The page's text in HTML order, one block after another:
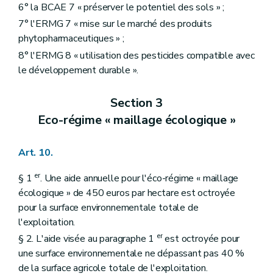
6° la BCAE 7 « préserver le potentiel des sols » ;
7° l'ERMG 7 « mise sur le marché des produits
phytopharmaceutiques » ;
8° l'ERMG 8 « utilisation des pesticides compatible avec
le développement durable ».
Section 3
Eco-régime « maillage écologique »
Art. 10.
§ 1 er. Une aide annuelle pour l'éco-régime « maillage
écologique » de 450 euros par hectare est octroyée
pour la surface environnementale totale de
l'exploitation.
§ 2. L'aide visée au paragraphe 1 erest octroyée pour
une surface environnementale ne dépassant pas 40 %
de la surface agricole totale de l'exploitation.